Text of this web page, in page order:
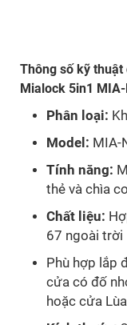
Thông số kỹ
Mialock 5in1
Phân loại:
Model: MIA-
Tính năng:
thẻ và chìa
Chất liệu:
67 ngoài trời
Phù hợp lắp
cửa có đố
hoặc cửa Lùa